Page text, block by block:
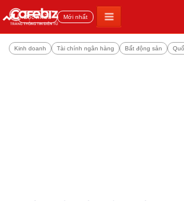
Đọc nhiều Mới nhất
Kinh doanh Tài chính ngân hàng Bất động sản